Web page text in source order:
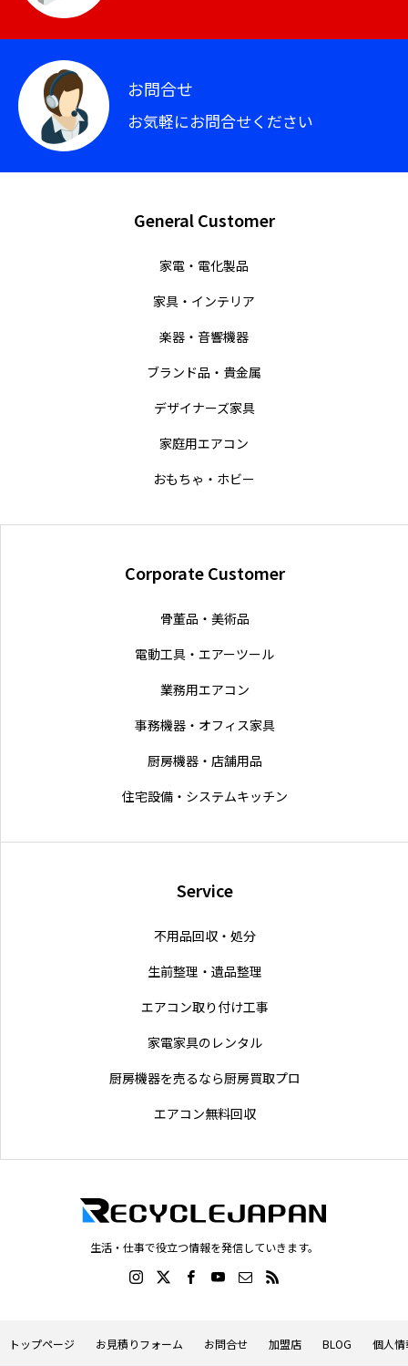
お問合せ
お気軽にお問合せください
General Customer
家電・電化製品
家具・インテリア
楽器・音響機器
ブランド品・貴金属
デザイナーズ家具
家庭用エアコン
おもちゃ・ホビー
Corporate Customer
骨董品・美術品
電動工具・エアーツール
業務用エアコン
事務機器・オフィス家具
厨房機器・店舗用品
住宅設備・システムキッチン
Service
不用品回収・処分
生前整理・遺品整理
エアコン取り付け工事
家電家具のレンタル
厨房機器を売るなら厨房買取プロ
エアコン無料回収
生活・仕事で役立つ情報を発信していきます。
トップページ お見積りフォーム お問合せ 加盟店 BLOG 個人